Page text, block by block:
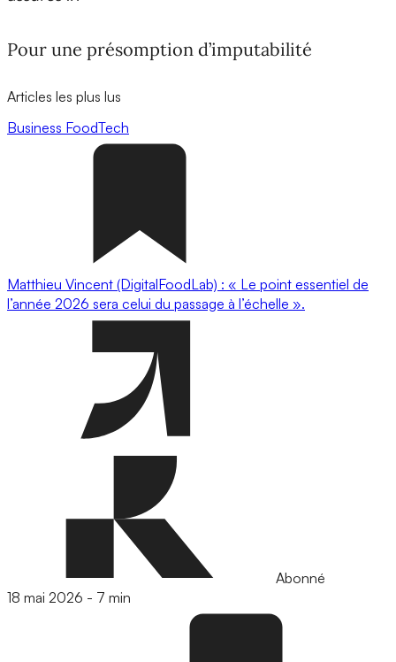
Pour une présomption d’imputabilité
Articles les plus lus
Business FoodTech
Matthieu Vincent (DigitalFoodLab) : « Le point essentiel de
l’année 2026 sera celui du passage à l’échelle ».
Abonné
18 mai 2026 - 7 min